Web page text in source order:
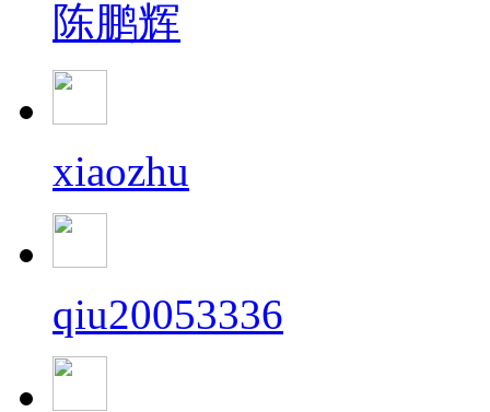
陈鹏辉
xiaozhu
qiu20053336